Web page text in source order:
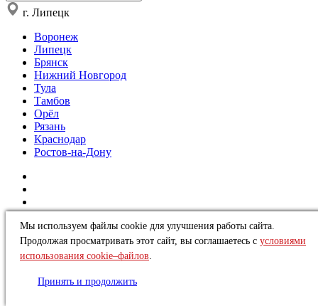
г. Липецк
Воронеж
Липецк
Брянск
Нижний Новгород
Тула
Тамбов
Орёл
Рязань
Краснодар
Ростов-на-Дону
Политика в отношении обработки персональных данных
Правила использования сайта
Copyright © 2026 “Сталлдорс”
Создание и продвижение сайтов Team-B
Мы используем файлы cookie для улучшения работы сайта.
Продолжая просматривать этот сайт, вы соглашаетесь с условиями
использования cookie–файлов.
Принять и продолжить